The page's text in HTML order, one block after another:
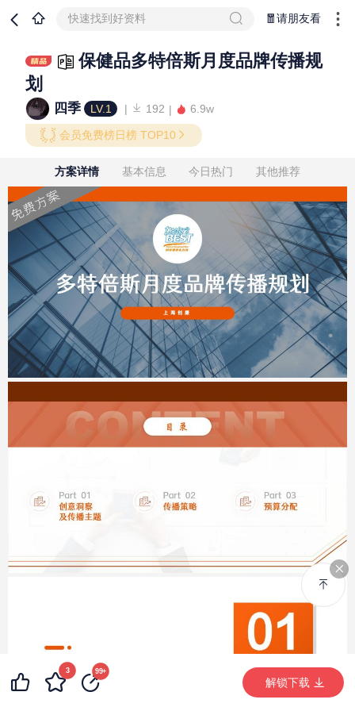
快速找到好资料 🧧请朋友看
保健品多特倍斯月度品牌传播规
划
四季 LV.1 192 6.9w
会员免费榜日榜 TOP10
方案详情 基本信息 今日热门 其他推荐
99+ 99+
解锁下载 (5998次)
3 99+
解锁下载